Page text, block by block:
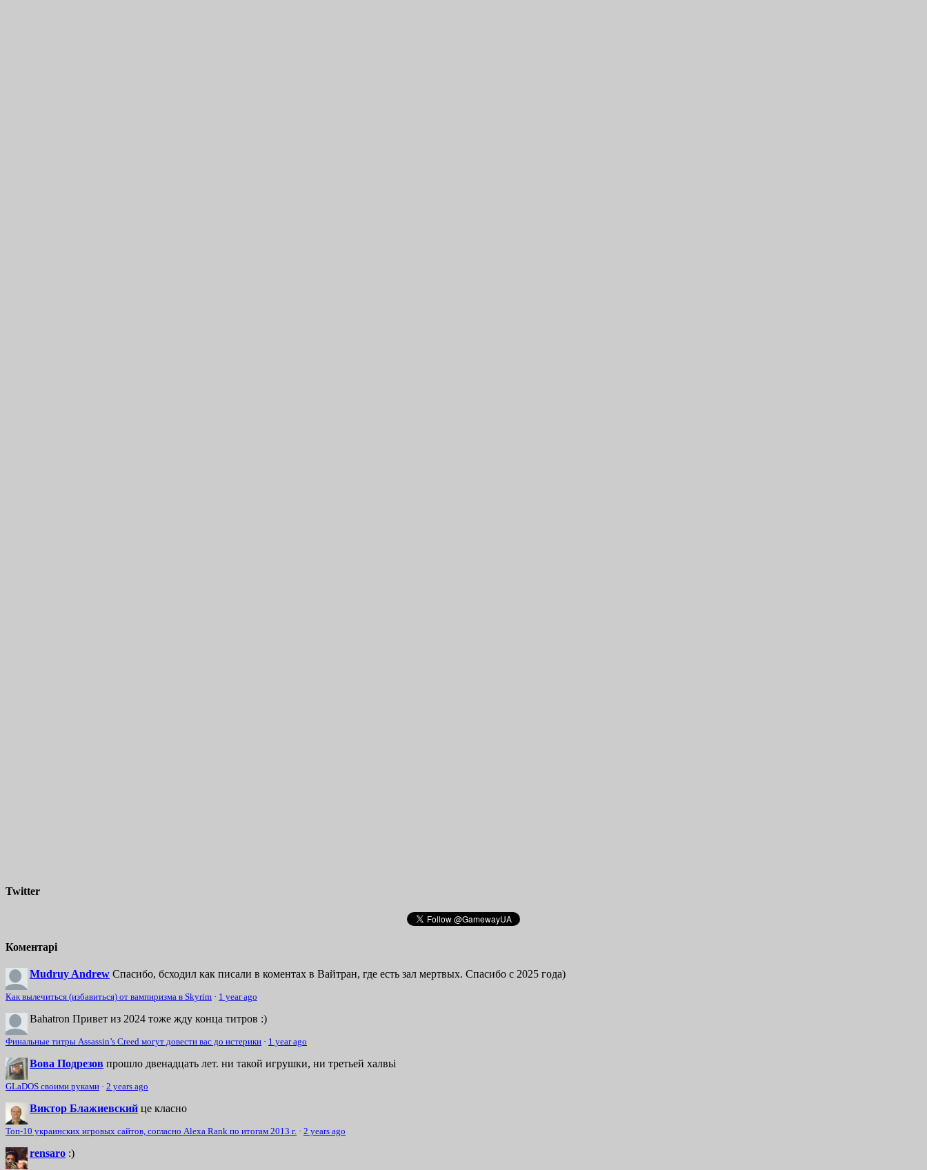
Twitter
Коментарі
Mudruy Andrew Спасибо, бсходил как писали в коментах в Вайтран, где есть зал мертвых. Спасибо с 2025 года)
Как вылечиться (избавиться) от вампиризма в Skyrim · 1 year ago
Bahatron Привет из 2024 тоже жду конца титров :)
Финальные титры Assassin’s Creed могут довести вас до истерики · 1 year ago
Вова Подрезов прошло двенадцать лет. ни такой игрушки, ни третьей халвьі
GLaDOS своими руками · 2 years ago
Виктор Блажиевский це класно
Топ-10 украинских игровых сайтов, согласно Alexa Rank по итогам 2013 г. · 2 years ago
rensaro :)